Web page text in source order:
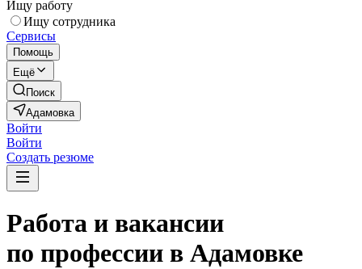
Ищу работу
Ищу сотрудника
Сервисы
Помощь
Ещё
Поиск
Адамовка
Войти
Войти
Создать резюме
Работа и вакансии
по профессии в Адамовке